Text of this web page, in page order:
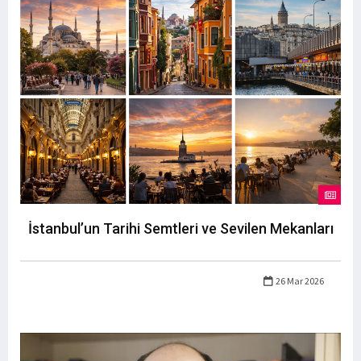
İstanbul’un Tarihi Semtleri ve Sevilen Mekanları
26 Mar 2026